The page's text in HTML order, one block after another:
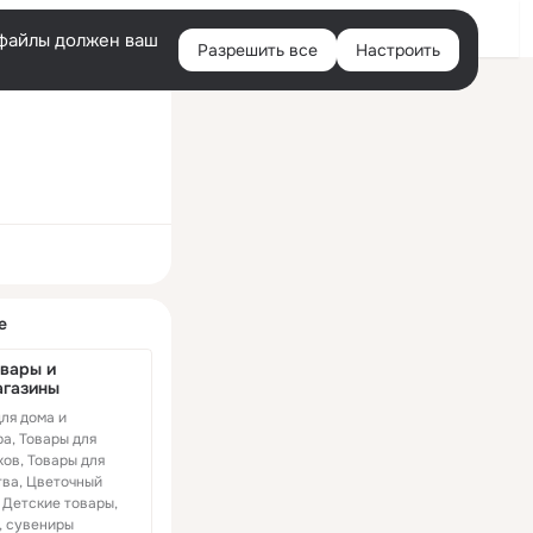
Войти
должен ваш
Разрешить все Настроить
и
дома и
Товары для
Товары для
Цветочный
товары,
сувениры